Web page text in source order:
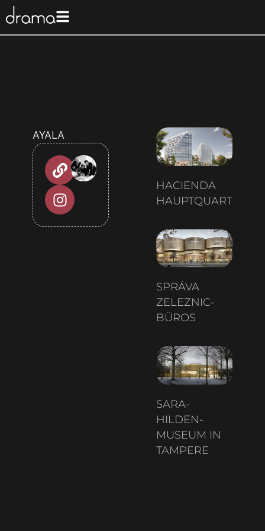
AYALA
HACIENDA
HAUPTQUARTIER
SPRÁVA
ZELEZNIC-
BÜROS
SARA-
HILDEN-
MUSEUM IN
TAMPERE